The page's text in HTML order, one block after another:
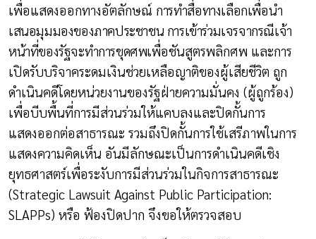
เพื่อแสดงออกทางอัตลักษณ์ การทำสื่อทางเลือกเพื่อนำ
เสนอมุมมองของภาคประชาชน การเข้าร่วมเจรจากรณีเจ้า
หน้าที่ของรัฐจะทำการขุดศพเพื่อชันสูตรพลิกศพ และการ
เปิดรับบริจาคระดมเงินช่วยเหลือญาติของผู้เสียชีวิต ถูก
ดำเนินคดีโดยหน่วยงานของรัฐฝ่ายความมั่นคง (ผู้ถูกร้อง)
เพื่อบีบพื้นที่การมีส่วนร่วมให้แคบลงและปิดกั้นการ
แสดงออกต่อสาธารณะ รวมถึงปิดกั้นการใช้เสรีภาพในการ
แสดงความคิดเห็น อันมีลักษณะเป็นการดำเนินคดีเชิง
ยุทธศาสตร์เพื่อระงับการมีส่วนร่วมในกิจการสาธารณะ
(Strategic Lawsuit Against Public Participation:
SLAPPs) หรือ ฟ้องปิดปาก จึงขอให้ตรวจสอบ